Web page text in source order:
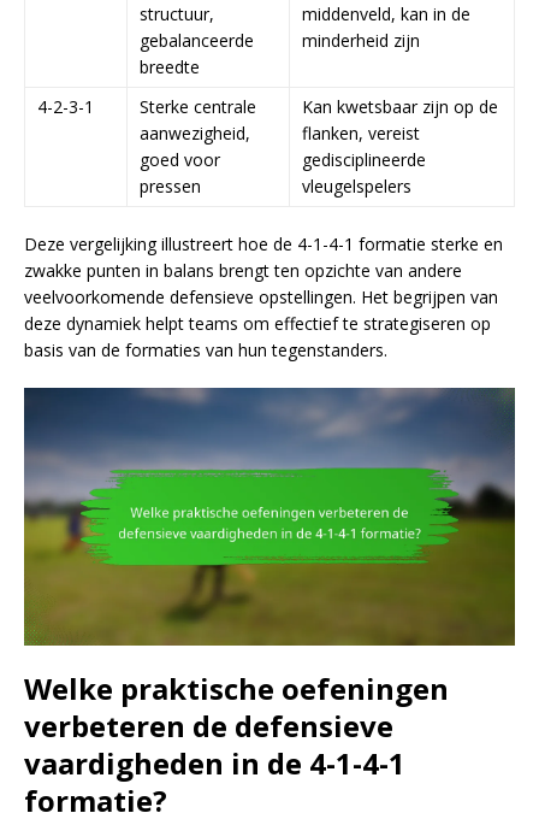
structuur,
gebalanceerde
breedte
middenveld, kan in de
minderheid zijn
4-2-3-1
Sterke centrale
aanwezigheid,
goed voor
pressen
Kan kwetsbaar zijn op de
flanken, vereist
gedisciplineerde
vleugelspelers
Deze vergelijking illustreert hoe de 4-1-4-1 formatie sterke en
zwakke punten in balans brengt ten opzichte van andere
veelvoorkomende defensieve opstellingen. Het begrijpen van
deze dynamiek helpt teams om effectief te strategiseren op
basis van de formaties van hun tegenstanders.
Welke praktische oefeningen
verbeteren de defensieve
vaardigheden in de 4-1-4-1
formatie?